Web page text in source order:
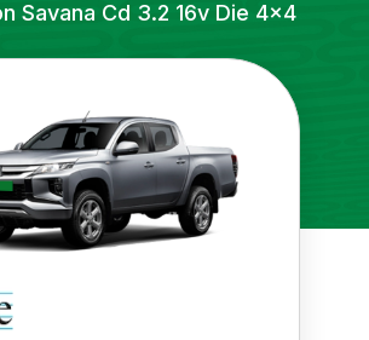
Savana Cd 3.2 16v Die 4x4